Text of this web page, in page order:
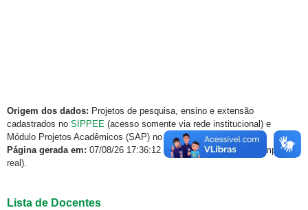
Origem dos dados: Projetos de pesquisa, ensino e extensão
cadastrados no SIPPEE (acesso somente via rede institucional) e
Módulo Projetos Acadêmicos (SAP) no GURI.
Página gerada em: 07/08/26 17:36:12 (dados atualizados em tempo
real).
Lista de Docentes